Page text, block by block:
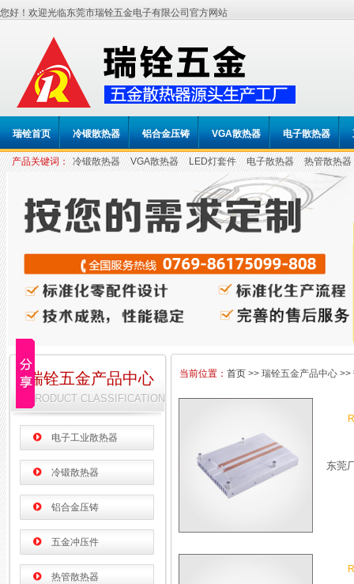
您好！欢迎光临东莞市瑞铨五金电子有限公司官方网站
瑞铨首页 冷锻散热器 铝合金压铸 VGA散热器 电子散热器
产品关键词： 冷锻散热器 VGA散热器 LED灯套件 电子散热器 热管散热器
瑞铨五金产品中心
PRODUCT CLASSIFICATION
电子工业散热器
冷锻散热器
铝合金压铸
五金冲压件
热管散热器
当前位置： 首页 >> 瑞铨五金产品中心 >>
东莞